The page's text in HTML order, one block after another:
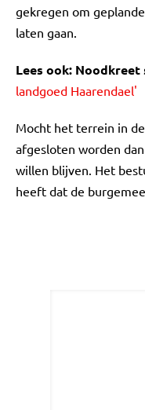
gekregen om
laten gaan.
Lees ook:
landgoed Haarendael'
Mocht het terrein in
afgesloten worden
willen blijven. Het
heeft dat de